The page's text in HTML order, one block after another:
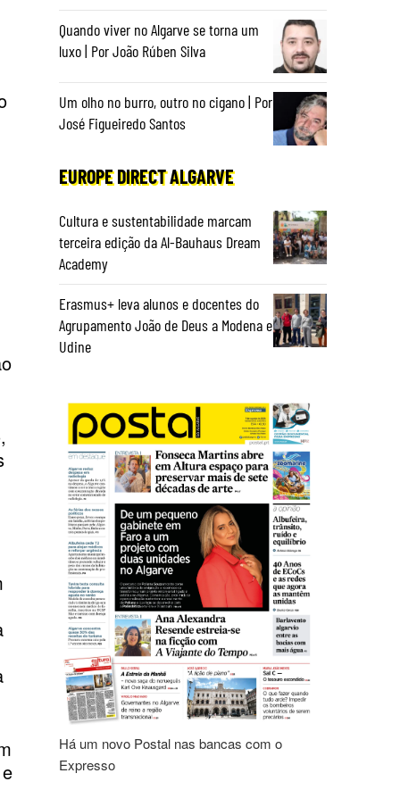
Quando viver no Algarve se torna um
luxo | Por João Rúben Silva
Um olho no burro, outro no cigano | Por
José Figueiredo Santos
EUROPE DIRECT ALGARVE
Cultura e sustentabilidade marcam
terceira edição da Al-Bauhaus Dream
Academy
Erasmus+ leva alunos e docentes do
Agrupamento João de Deus a Modena e
Udine
Há um novo Postal nas bancas com o
Expresso